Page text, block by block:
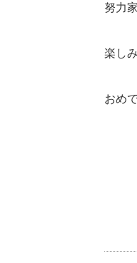
努力
楽し
おめ